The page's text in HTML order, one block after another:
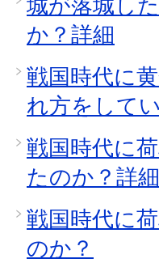
城が落城し
か？詳細
戦国時代に
れ方をして
戦国時代に
たのか？詳細
戦国時代に
のか？